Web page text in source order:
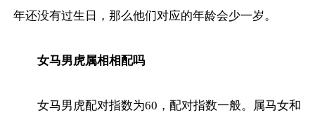
年还没有过生日，那么他们对应的年龄会少一岁。
女马男虎属相相配吗
女马男虎配对指数为60，配对指数一般。属马女和